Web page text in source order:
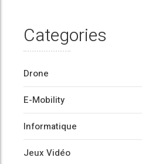
Categories
Drone
E-Mobility
Informatique
Jeux Vidéo